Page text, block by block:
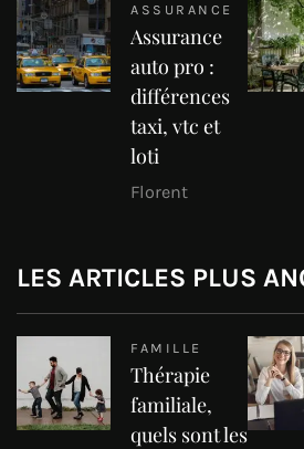
ASSURANCE
Assurance
auto pro :
différences
taxi, vtc et
loti
Florent
LES ARTICLES PLUS
FAMILLE
Thérapie
familiale,
quels sont les